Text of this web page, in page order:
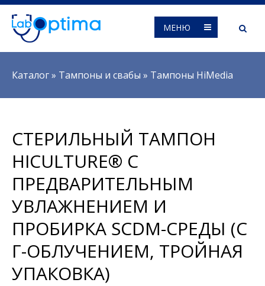
МЕНЮ
Вы здесь
Каталог» Тампоны и свабы » Тампоны HiMedia
СТЕРИЛЬНЫЙ ТАМПОН
HICULTURE® С
ПРЕДВАРИТЕЛЬНЫМ
УВЛАЖНЕНИЕМ И
ПРОБИРКА SCDM-СРЕДЫ (С
Γ-ОБЛУЧЕНИЕМ, ТРОЙНАЯ
УПАКОВКА)